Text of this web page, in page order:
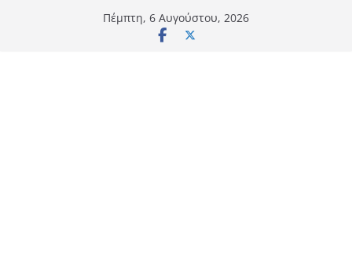
Πέμπτη, 6 Αυγούστου, 2026